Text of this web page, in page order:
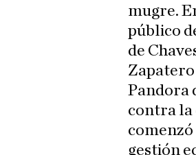
mugre.
público
de
Zapatero
Pandora
contra la
comenzó
gestión